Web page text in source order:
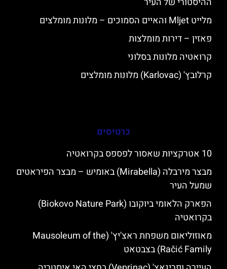
מלייט Mljet והאיים הסמוכים – מלונות מומלצים
פאזין – דירות מומלצות
קרואטיה מלונות בסלוני
קרלובץ' (Karlovac) מלונות מומלצים
כרטיסים
10 אטרקציות שאסור לפספס בקרואטיה
מבצר מירבלה (Mirabella) באומיש – מבצר הפיראטים
שמעל העיר
הפארק הלאומי ביוקובו (Biokovo Nature Park)
בקרואטיה
מאוזוליאום משפחת ראצ'יץ' (Mausoleum of the
Račić Family) בצבטאט